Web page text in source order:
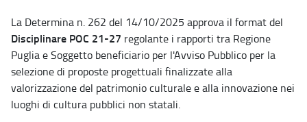
La Determina n. 262 del 14/10/2025 approva il format del
Disciplinare POC 21-27 regolante i rapporti tra Regione
Puglia e Soggetto beneficiario per l'Avviso Pubblico per la
selezione di proposte progettuali finalizzate alla
valorizzazione del patrimonio culturale e alla innovazione nei
luoghi di cultura pubblici non statali.